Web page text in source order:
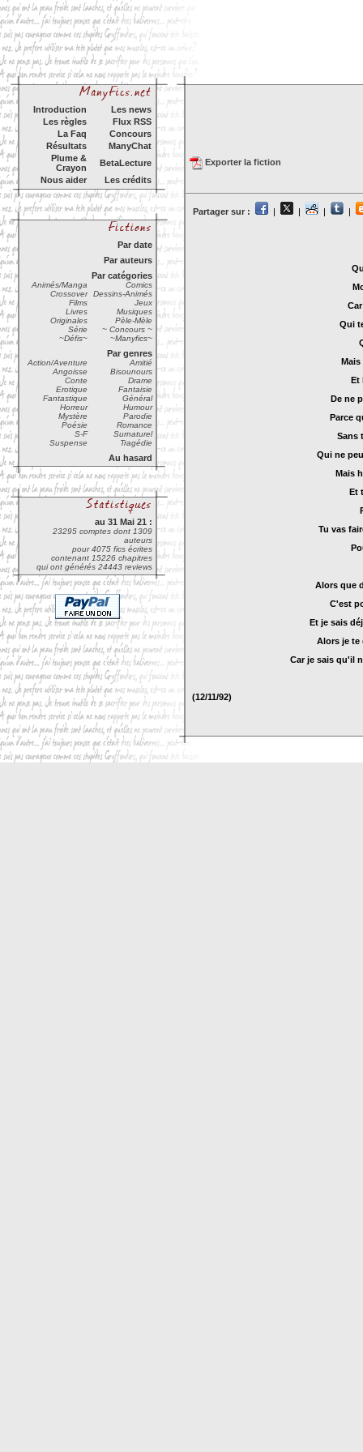
Introduction
Les news
Les règles
Flux RSS
La Faq
Concours
Résultats
ManyChat
Plume &
Crayon
BetaLecture
Nous aider
Les crédits
Par date
Par auteurs
Par catégories
Animés/Manga
Comics
Crossover
Dessins-Animés
Films
Jeux
Livres
Musiques
Originales
Pèle-Mèle
Série
~ Concours ~
~Défis~
~Manyfics~
Par genres
Action/Aventure
Amitié
Angoisse
Bisounours
Conte
Drame
Erotique
Fantaisie
Fantastique
Général
Horreur
Humour
Mystère
Parodie
Poésie
Romance
S-F
Surnaturel
Suspense
Tragédie
Au hasard
au 31 Mai 21 :
23295 comptes dont 1309
auteurs
pour 4075 fics écrites
contenant 15226 chapitres
qui ont générés 24443 reviews
Exporter la fiction
Partager sur : | | | |
Qui
Et
De ne
Parce
Sans
Qui ne
Mais
Et
Tu vas
Alors que
C'est
Et je sais
Alors je te
Car je sais qu'il
(12/11/92)